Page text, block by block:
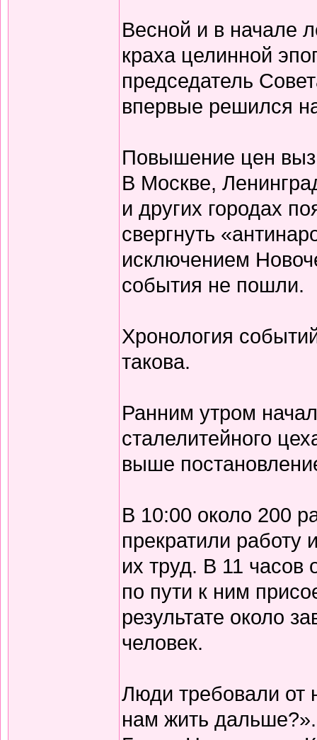
Весной и в начале
краха целинной
председатель
впервые решился
Повышение цен
В Москве,
и других городах
свергнуть
исключением
события не пошли.
Хронология
такова.
Ранним утром
сталелитейного
выше
В 10:00 около 200
прекратили работу
их труд. В 11 часов
по пути к ним
результате около
человек.
Люди требовали от
нам жить